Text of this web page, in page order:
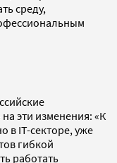
среду,
эти изменения: «К
в IT-секторе, уже
гибкой
работать